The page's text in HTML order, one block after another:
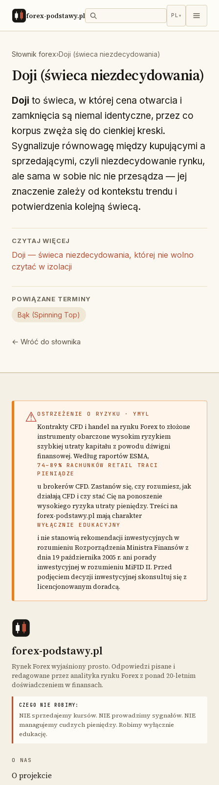
forex-podstawy.pl PL▾
Słownik forex›Doji (świeca niezdecydowania)
Doji (świeca niezdecydowania)
Doji to świeca, w której cena otwarcia i
zamknięcia są niemal identyczne, przez co
korpus zwęża się do cienkiej kreski.
Sygnalizuje równowagę między kupującymi a
sprzedającymi, czyli niezdecydowanie rynku,
ale sama w sobie nic nie przesądza — jej
znaczenie zależy od kontekstu trendu i
potwierdzenia kolejną świecą.
CZYTAJ WIĘCEJ
Doji — świeca niezdecydowania, której nie wolno
czytać w izolacji
POWIĄZANE TERMINY
Bąk (Spinning Top)
← Wróć do słownika
⚠OSTRZEŻENIE O RYZYKU · YMYL
Kontrakty CFD i handel na rynku Forex to złożone
instrumenty obarczone wysokim ryzykiem
szybkiej utraty kapitału z powodu dźwigni
finansowej. Według raportów ESMA,
74–89% RACHUNKÓW RETAIL TRACI
PIENIĄDZE
u brokerów CFD. Zastanów się, czy rozumiesz, jak
działają CFD i czy stać Cię na ponoszenie
wysokiego ryzyka utraty pieniędzy. Treści na
forex-podstawy.pl mają charakter
WYŁĄCZNIE EDUKACYJNY
i nie stanowią rekomendacji inwestycyjnych w
rozumieniu Rozporządzenia Ministra Finansów z
dnia 19 października 2005 r. ani porady
inwestycyjnej w rozumieniu MiFID II. Przed
podjęciem decyzji inwestycyjnej skonsultuj się z
licencjonowanym doradcą.
forex-podstawy.pl
Rynek Forex wyjaśniony prosto. Odpowiedzi pisane i
redagowane przez analityka rynku Forex z ponad 20-letnim
doświadczeniem w finansach.
CZEGO NIE ROBIMY:
NIE sprzedajemy kursów. NIE prowadzimy sygnałów. NIE
managujemy cudzych pieniędzy. Robimy wyłącznie
edukację.
O NAS
O projekcie